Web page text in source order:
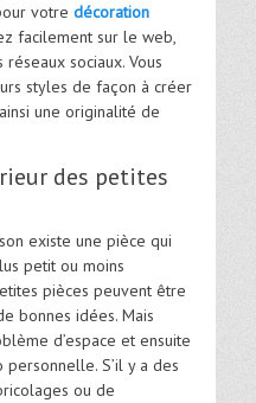
votre décoration
facilement sur le web,
sociaux. Vous
styles de façon à créer
une originalité de
des petites
existe une pièce qui
petit ou moins
pièces peuvent être
bonnes idées. Mais
d’espace et ensuite
S’il y a des
ou de